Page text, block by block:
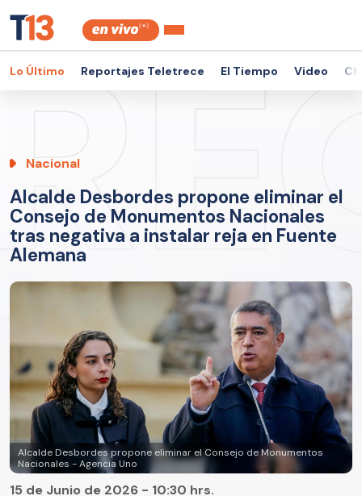
Lo Último Reportajes Teletrece El Tiempo Video
Nacional
Alcalde Desbordes propone eliminar el
Consejo de Monumentos Nacionales
tras negativa a instalar reja en Fuente
Alemana
Alcalde Desbordes propone eliminar el Consejo de Monumentos
Nacionales - Agencia Uno
15 de Junio de 2026 - 10:30 hrs.